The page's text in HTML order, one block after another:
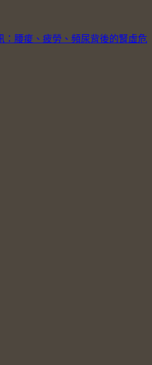
：腰痠、疲勞、頻尿背後的腎虛危